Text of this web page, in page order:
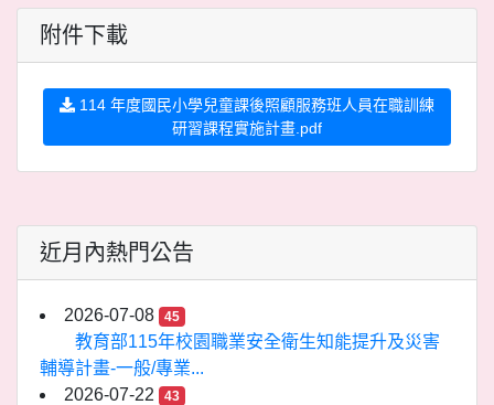
附件下載
114 年度國民小學兒童課後照顧服務班人員在職訓練
研習課程實施計畫.pdf
近月內熱門公告
2026-07-08 45
教育部115年校園職業安全衛生知能提升及災害
輔導計畫-一般/專業...
2026-07-22
43